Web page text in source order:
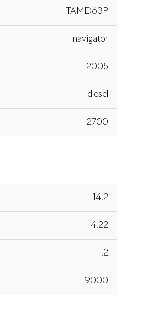
TAMD63P
navigator
2005
diesel
2700
14.2
4.22
1.2
19000